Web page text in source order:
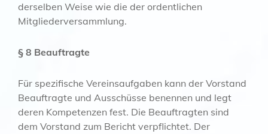
derselben Weise wie die der ordentlichen
Mitgliederversammlung.
§ 8 Beauftragte
Für spezifische Vereinsaufgaben kann der Vorstand
Beauftragte und Ausschüsse benennen und legt
deren Kompetenzen fest. Die Beauftragten sind
dem Vorstand zum Bericht verpflichtet. Der